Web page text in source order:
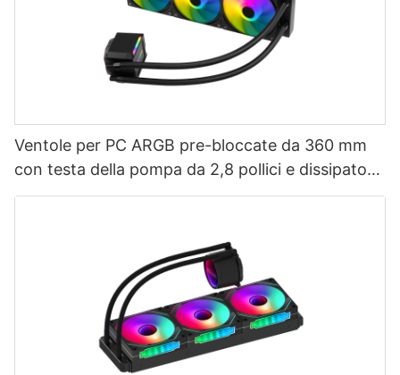
Ventole per PC ARGB pre-bloccate da 360 mm
con testa della pompa da 2,8 pollici e dissipatore
a liquido per CPU AURORA